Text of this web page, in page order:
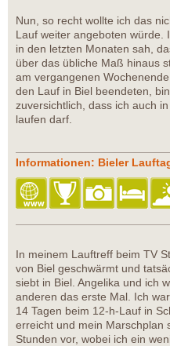
Nun, so recht wollte ich das
Lauf weiter angeboten würde.
in den letzten Monaten sah,
über das übliche Maß hinaus
am vergangenen
den Lauf in Biel beendeten,
zuversichtlich, dass ich auch
laufen darf.
Informationen: Bieler
In meinem Lauftreff beim TV
von Biel geschwärmt und
siebt in Biel. Angelika und ich
anderen das erste Mal. Ich
14 Tagen beim 12-h-Lauf in
erreicht und mein Marschplan
Stunden vor, wobei ich ein